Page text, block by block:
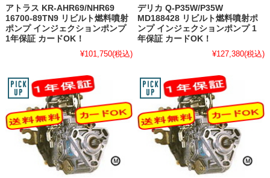
アトラス KR-AHR69/NHR69
16700-89TN9 リビルト燃料噴射
ポンプ インジェクションポンプ
1年保証 カードOK！
¥101,750(税込)
デリカ Q-P35W/P35W
MD188428 リビルト燃料噴射ポ
ンプ インジェクションポンプ 1
年保証 カードOK！
¥127,380(税込)